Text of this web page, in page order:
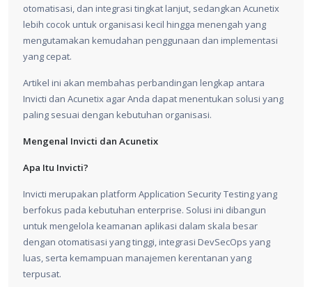
otomatisasi, dan integrasi tingkat lanjut, sedangkan Acunetix
lebih cocok untuk organisasi kecil hingga menengah yang
mengutamakan kemudahan penggunaan dan implementasi
yang cepat.
Artikel ini akan membahas perbandingan lengkap antara
Invicti dan Acunetix agar Anda dapat menentukan solusi yang
paling sesuai dengan kebutuhan organisasi.
Mengenal Invicti dan Acunetix
Apa Itu Invicti?
Invicti merupakan platform Application Security Testing yang
berfokus pada kebutuhan enterprise. Solusi ini dibangun
untuk mengelola keamanan aplikasi dalam skala besar
dengan otomatisasi yang tinggi, integrasi DevSecOps yang
luas, serta kemampuan manajemen kerentanan yang
terpusat.